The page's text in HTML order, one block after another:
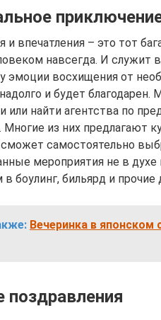
и впечатления – это тот
навсегда. И
эмоции восхищения от
и будет
или найти агентства по
Многие из них предлагают
самостоятельно
мероприятия не в
боулинг, бильярд и прочие
Вечеринка в японском
поздравления